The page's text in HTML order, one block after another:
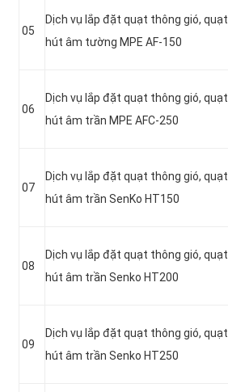
05
Dịch vụ lắp đặt quạt thông gió, quạt
hút âm tường MPE AF-150
06
Dịch vụ lắp đặt quạt thông gió, quạt
hút âm trần MPE AFC-250
07
Dịch vụ lắp đặt quạt thông gió, quạt
hút âm trần SenKo HT150
08
Dịch vụ lắp đặt quạt thông gió, quạt
hút âm trần Senko HT200
09
Dịch vụ lắp đặt quạt thông gió, quạt
hút âm trần Senko HT250